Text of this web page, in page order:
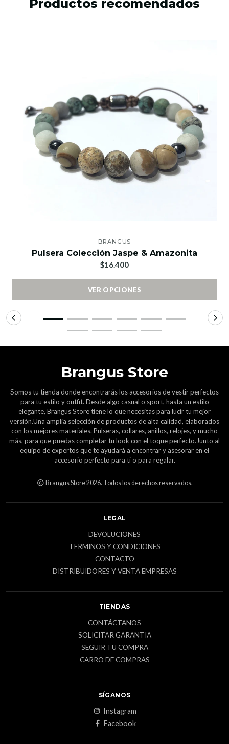
Productos recomendados
BRANGUS
Pulsera Colección Jaspe & Amazonita
$16.400
VER OPCIONES
Brangus Store
Somos tu tienda donde encontrarás los accesorios de vestir perfectos
para tu estilo y outfit. Desde algo casual o sport, hasta un estilo
elegante, Brangus Store tiene lo que necesitas para lucir tu mejor
versión.Una amplia selección de productos de alta calidad, elaborados
con los mejores materiales. Pulseras, collares, anillos, relojes, y mucho
más, para que puedas completar tu look con el toque perfecto.Junto al
equipo de expertos que te ayudará a encontrar y asesorar en el
accesorio perfecto para ti o para regalar.
Brangus Store 2026. Todos los derechos reservados.
LEGAL
DEVOLUCIONES
TERMINOS Y CONDICIONES
CONTACTO
DISTRIBUIDORES Y VENTA EMPRESAS
TIENDAS
CONTÁCTANOS
SOLICITAR GARANTIA
SEGUIR TU COMPRA
CARRO DE COMPRAS
SÍGANOS
Instagram
Facebook